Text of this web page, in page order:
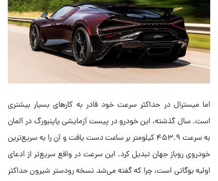
اما میسترال در حداکثر سرعت خود قادر به کارهای بسیار بیشتری
است. سال گذشته، این خودرو در پیست آزمایشی پاپنبورگ در آلمان
به سرعت ۴۵۳.۹ کیلومتر بر ساعت دست یافت و آن را به سریع‌ترین
خودروی روباز جهان تبدیل کرد. این سرعت در واقع سریع‌تر از ادعای
اولیه بوگاتی است، چرا که گفته می‌شد نسخه رودستر شیرون حداکثر